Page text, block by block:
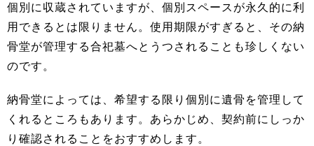
個別に収蔵されていますが、個別スペースが永久的に利
用できるとは限りません。使用期限がすぎると、その納
骨堂が管理する合祀墓へとうつされることも珍しくない
のです。
納骨堂によっては、希望する限り個別に遺骨を管理して
くれるところもあります。あらかじめ、契約前にしっか
り確認されることをおすすめします。